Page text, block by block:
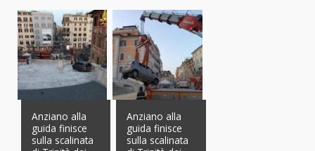
Anziano alla
guida finisce
sulla scalinata
Anziano alla
guida finisce
sulla scalinata